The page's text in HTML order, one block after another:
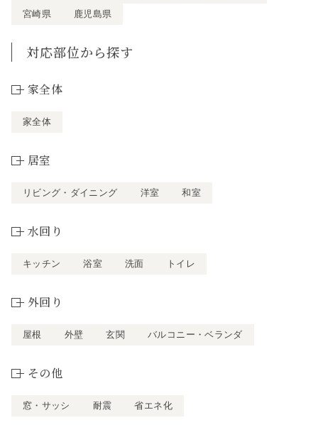
宮崎県
鹿児島県
対応部位から探す
家全体
家全体
居室
リビング・ダイニング 洋室 和室
水回り
キッチン 浴室 洗面 トイレ
外回り
屋根 外壁 玄関 バルコニー・ベランダ
その他
窓・サッシ 耐震 省エネ化